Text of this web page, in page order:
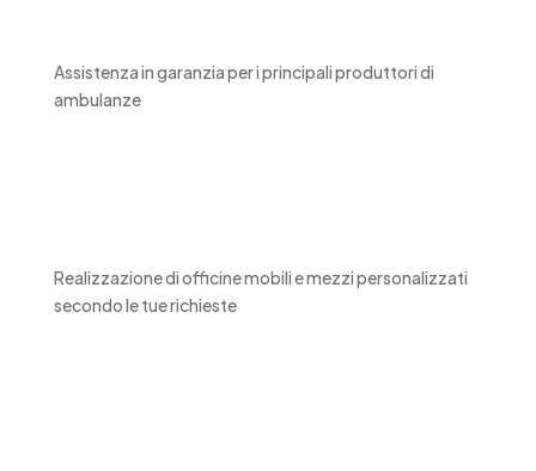
Assistenza in garanzia per i principali produttori di
ambulanze
Realizzazione di officine mobili e mezzi personalizzati
secondo le tue richieste